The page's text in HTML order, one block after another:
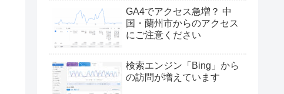
GA4でアクセス急増？ 中
国・蘭州市からのアクセス
にご注意ください
検索エンジン「Bing」から
の訪問が増えています